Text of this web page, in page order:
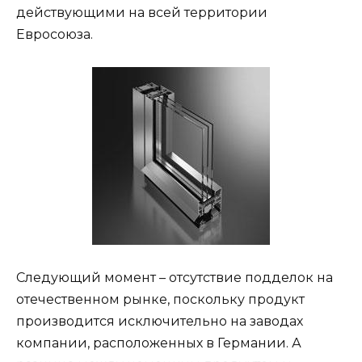
действующими на всей территории
Евросоюза.
Следующий момент – отсутствие подделок на
отечественном рынке, поскольку продукт
производится исключительно на заводах
компании, расположенных в Германии. А